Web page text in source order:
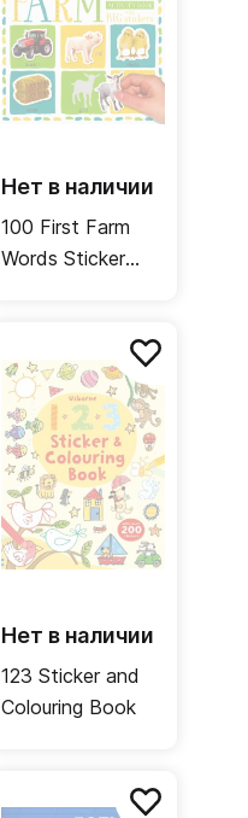
Нет в наличии
100 First Farm
Words Sticker
Нет в наличии
123 Sticker and
Colouring Book